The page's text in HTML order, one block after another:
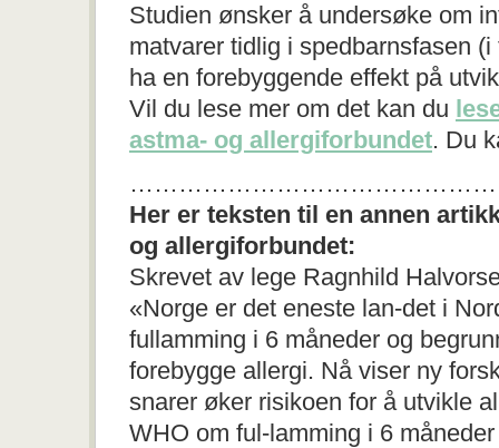
Studien ønsker å undersøke om
matvarer tidlig i spedbarnsfasen
ha en forebyggende effekt på
Vil du lese mer om det kan du
astma- og allergiforbundet. Du
Her er teksten til en annen
og allergiforbundet:
Skrevet av lege Ragnhild
«Norge er det eneste lan-det i
fullamming i 6 måneder og
forebygge allergi. Nå viser ny
snarer øker risikoen for å utvikle
WHO om ful-lamming i 6